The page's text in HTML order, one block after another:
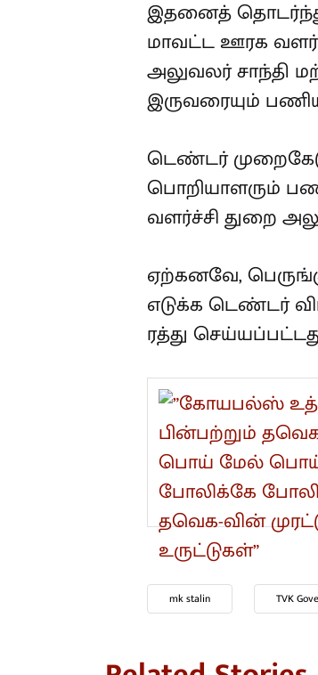
இதனைத் தொடர்ந்து
காஞ்சிபுரம்
வட்டார வளர்ச்சி
கயல்விழி ஆகிய
டெண்டர்
பொறியாளரும்
உள்ளது.
ஏற்கனவே,
வாடகைக்கு
அம்பலமானதால்,